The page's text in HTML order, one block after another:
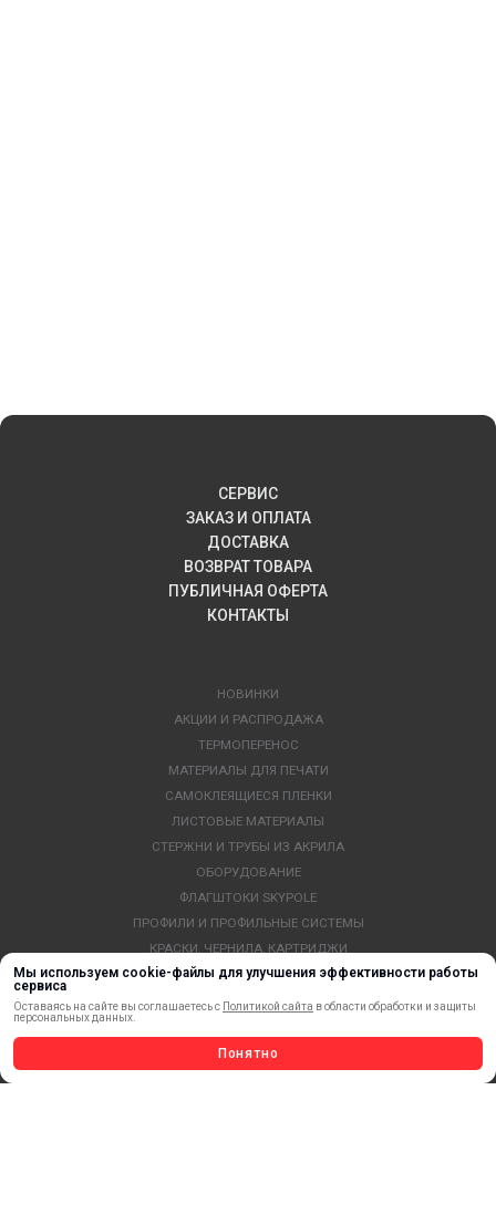
Мы используем cookie-файлы для улучшения эффективности работы
сервиса
Оставаясь на сайте вы соглашаетесь с Политикой сайта в области обработки и защиты
персональных данных.
Понятно
СЕРВИС
ЗАКАЗ И ОПЛАТА
ДОСТАВКА
ВОЗВРАТ ТОВАРА
ПУБЛИЧНАЯ ОФЕРТА
КОНТАКТЫ
НОВИНКИ
АКЦИИ И РАСПРОДАЖА
ТЕРМОПЕРЕНОС
МАТЕРИАЛЫ ДЛЯ ПЕЧАТИ
САМОКЛЕЯЩИЕСЯ ПЛЕНКИ
ЛИСТОВЫЕ МАТЕРИАЛЫ
СТЕРЖНИ И ТРУБЫ ИЗ АКРИЛА
ОБОРУДОВАНИЕ
ФЛАГШТОКИ SKYPOLE
ПРОФИЛИ И ПРОФИЛЬНЫЕ СИСТЕМЫ
КРАСКИ, ЧЕРНИЛА, КАРТРИДЖИ
МОБИЛЬНЫЕ СТЕНДЫ И POSM
УСЛУГИ И СЕРВИС
СВЕТОТЕХНИКА
КЛЕЕВЫЕ ТЕХНОЛОГИИ